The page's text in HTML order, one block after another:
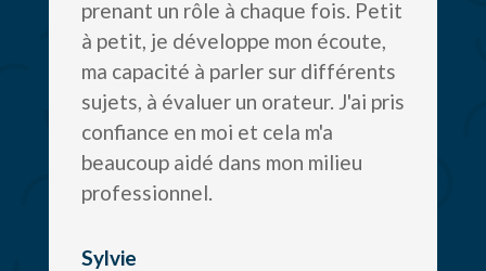
prenant un rôle à chaque fois. Petit
à petit, je développe mon écoute,
ma capacité à parler sur différents
sujets, à évaluer un orateur. J'ai pris
confiance en moi et cela m'a
beaucoup aidé dans mon milieu
professionnel.
Sylvie